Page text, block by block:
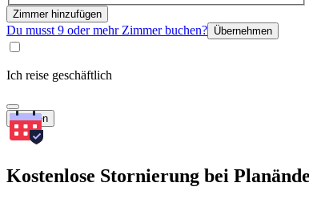
Zimmer hinzufügen
Du musst 9 oder mehr Zimmer buchen? Übernehmen
Ich reise geschäftlich
Suchen
Kostenlose Stornierung bei